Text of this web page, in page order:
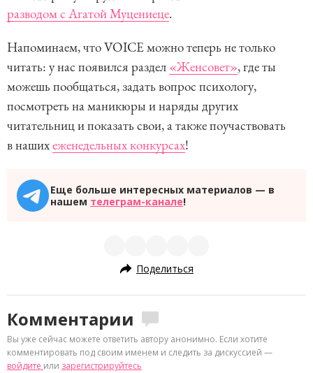
разводом с Агатой Муцениеце.
Напоминаем, что VOICE можно теперь не только
читать: у нас появился раздел «Женсовет», где ты
можешь пообщаться, задать вопрос психологу,
посмотреть на маникюры и наряды других
читательниц и показать свои, а также поучаствовать
в нашихеженедельных конкурсах!
Еще больше интересных материалов — в
нашем телеграм-канале!
Поделиться
Комментарии
Вы уже сейчас можете ответить автору анонимно. Если хотите
комментировать под своим именем и следить за дискуссией —
войдите или зарегистрируйтесь